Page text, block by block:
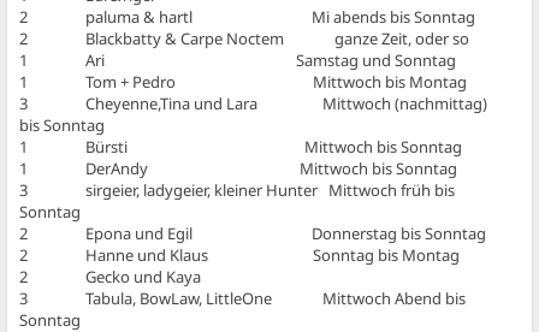
2 paluma & hartl Mi abends bis Sonntag
2 Blackbatty & Carpe Noctem ganze Zeit, oder so
1 Ari Samstag und Sonntag
1 Tom + Pedro Mittwoch bis Montag
3 Cheyenne,Tina und Lara Mittwoch (nachmittag)
bis Sonntag
1 Bürsti Mittwoch bis Sonntag
1 DerAndy Mittwoch bis Sonntag
3 sirgeier, ladygeier, kleiner Hunter Mittwoch früh bis
Sonntag
2 Epona und Egil Donnerstag bis Sonntag
2 Hanne und Klaus Sonntag bis Montag
2 Gecko und Kaya
3 Tabula, BowLaw, LittleOne Mittwoch Abend bis
Sonntag